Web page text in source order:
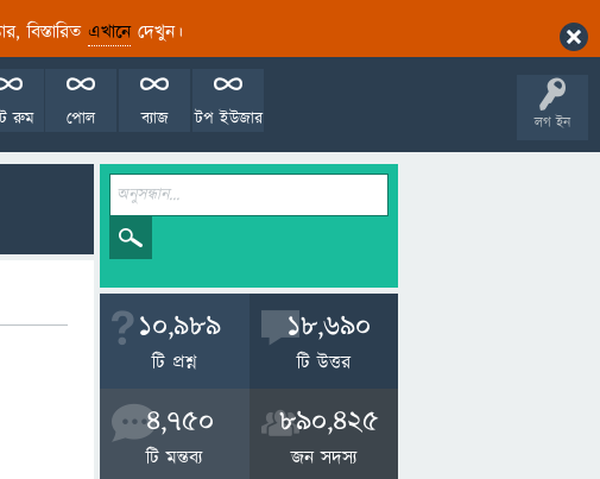
বিস্তারিত এখানেদেখুন।
লগ ইন
টপ ইউজার
ব্যাজ
পোল
রুম
10,989
টি প্রশ্ন
18,690
টি উত্তর
4,750
টি মন্তব্য
890,425
জন সদস্য